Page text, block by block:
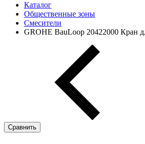
Каталог
Общественные зоны
Смесители
GROHE BauLoop 20422000 Кран
Сравнить